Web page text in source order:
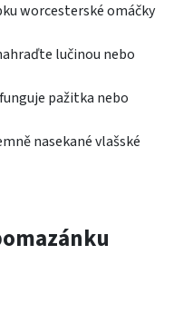
worcesterské omáčky
lučinou nebo
pažitka nebo
nasekané vlašské